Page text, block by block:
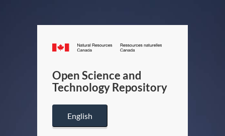
Canada.ca
/
Canada
Open Science and
Technology Repository
English